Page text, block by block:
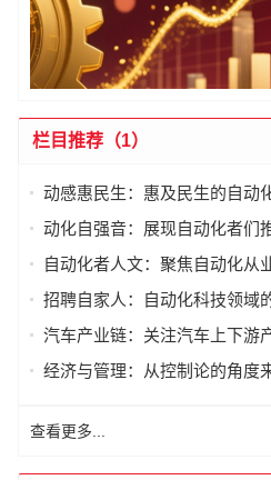
栏目推荐（1）
动感惠民生：惠及民生的自动
动化自强音：展现自动化者们
进步发出的响亮声音
自动化者人文：聚焦自动化从
文思考
招聘自家人：自动化科技领域
家及人才需求资讯
汽车产业链：关注汽车上下游
经济与管理：从控制论的角度
查看更多...